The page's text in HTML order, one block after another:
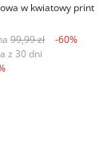
w kwiatowy print
99,99 zł
-60%
z 30 dni